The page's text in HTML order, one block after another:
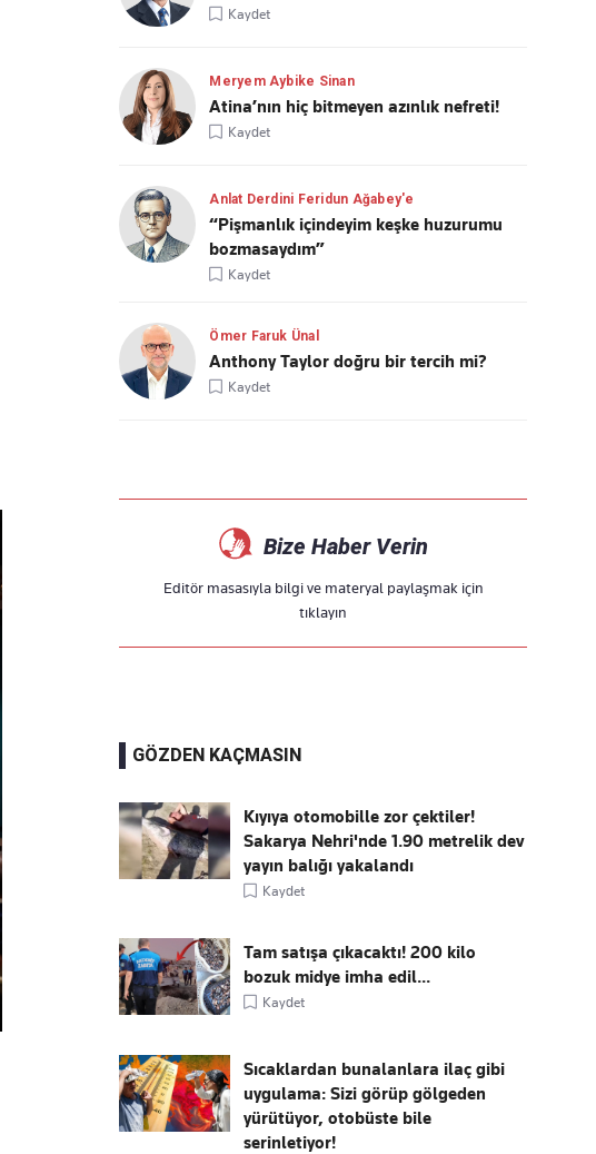
Kaydet
Meryem Aybike Sinan
Atina’nın hiç bitmeyen azınlık nefreti!
Kaydet
Anlat Derdini Feridun Ağabey'e
“Pişmanlık içindeyim keşke huzurumu
bozmasaydım”
Kaydet
Ömer Faruk Ünal
Anthony Taylor doğru bir tercih mi?
Kaydet
Bize Haber Verin
Editör masasıyla bilgi ve materyal paylaşmak için
tıklayın
GÖZDEN KAÇMASIN
Kıyıya otomobille zor çektiler!
Sakarya Nehri'nde 1.90 metrelik dev
yayın balığı yakalandı
Kaydet
Tam satışa çıkacaktı! 200 kilo
bozuk midye imha edil...
Kaydet
Sıcaklardan bunalanlara ilaç gibi
uygulama: Sizi görüp gölgeden
yürütüyor, otobüste bile
serinletiyor!